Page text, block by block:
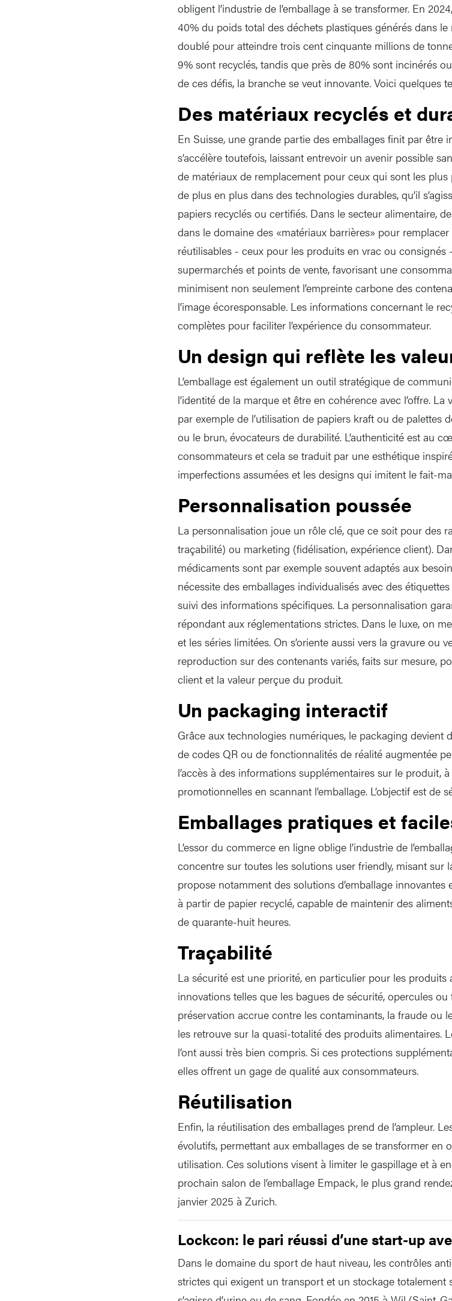
obligent l’industrie de l’emballage à se transformer. En
40% du poids total des déchets plastiques générés dans
doublé pour atteindre trois cent cinquante millions de
9% sont recyclés, tandis que près de 80% sont incinérés
de ces défis, la branche se veut innovante. Voici quelques
Des matériaux recyclés et
En Suisse, une grande partie des emballages finit par être
s’accélère toutefois, laissant entrevoir un avenir possible
de matériaux de remplacement pour ceux qui sont les
de plus en plus dans des technologies durables, qu’il
papiers recyclés ou certifiés. Dans le secteur alimentaire,
dans le domaine des «matériaux barrières» pour
réutilisables - ceux pour les produits en vrac ou consignés
supermarchés et points de vente, favorisant une
minimisent non seulement l’empreinte carbone des
l’image écoresponsable. Les informations concernant le
complètes pour faciliter l’expérience du consommateur.
Un design qui reflète les
L’emballage est également un outil stratégique de
l’identité de la marque et être en cohérence avec l’offre.
par exemple de l’utilisation de papiers kraft ou de palettes
ou le brun, évocateurs de durabilité. L’authenticité est au
consommateurs et cela se traduit par une esthétique
imperfections assumées et les designs qui imitent le fait-
Personnalisation poussée
La personnalisation joue un rôle clé, que ce soit pour des
traçabilité) ou marketing (fidélisation, expérience client).
médicaments sont par exemple souvent adaptés aux
nécessite des emballages individualisés avec des
suivi des informations spécifiques. La personnalisation
répondant aux réglementations strictes. Dans le luxe, on
et les séries limitées. On s’oriente aussi vers la gravure ou
reproduction sur des contenants variés, faits sur mesure,
client et la valeur perçue du produit.
Un packaging interactif
Grâce aux technologies numériques, le packaging devient
de codes QR ou de fonctionnalités de réalité augmentée
l’accès à des informations supplémentaires sur le produit,
promotionnelles en scannant l’emballage. L’objectif est de
Emballages pratiques et
L’essor du commerce en ligne oblige l’industrie de
concentre sur toutes les solutions user friendly, misant sur
propose notamment des solutions d’emballage
à partir de papier recyclé, capable de maintenir des
de quarante-huit heures.
Traçabilité
La sécurité est une priorité, en particulier pour les produits
innovations telles que les bagues de sécurité, opercules
préservation accrue contre les contaminants, la fraude ou
les retrouve sur la quasi-totalité des produits alimentaires.
l’ont aussi très bien compris. Si ces protections
elles offrent un gage de qualité aux consommateurs.
Réutilisation
Enfin, la réutilisation des emballages prend de l’ampleur.
évolutifs, permettant aux emballages de se transformer en
utilisation. Ces solutions visent à limiter le gaspillage et à
prochain salon de l’emballage Empack, le plus grand
janvier 2025 à Zurich.
Lockcon: le pari réussi d’une start-up
Dans le domaine du sport de haut niveau, les contrôles
strictes qui exigent un transport et un stockage totalement